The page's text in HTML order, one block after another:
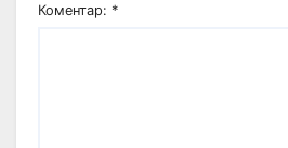
Коментар: *